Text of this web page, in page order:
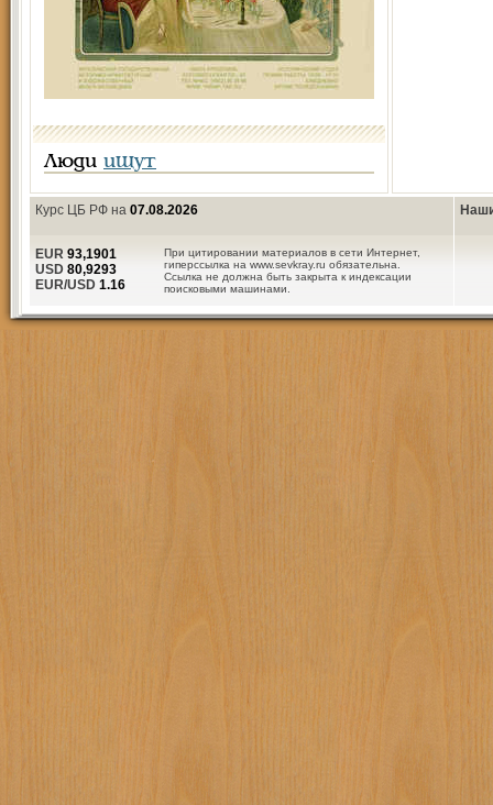
Люди ищут
Курс ЦБ РФ на 07.08.2026
При цитировании материалов в сети Интернет,
гиперссылка на www.sevkray.ru обязательна.
Ссылка не должна быть закрыта к индексации
поисковыми машинами.
EUR 93,1901
USD 80,9293
EUR/USD 1.16